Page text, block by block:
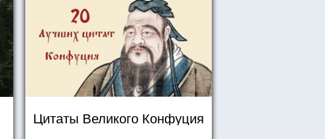
Цитаты Великого Конфуция